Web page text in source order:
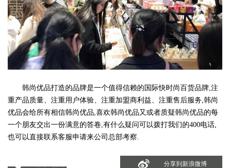
韩尚优品打造的品牌是一个值得信赖的国际快时尚百货品牌,注
重产品质量、注重用户体验、注重加盟商利益、注重售后服务,韩尚
优品会给所有相信韩尚优品,喜欢韩尚优品又或者质疑韩尚优品的每
一个朋友交出一份满意的答卷,有什么疑问可以拨打我们的400电话,
也可以直接联系客服申请来公司总部考察.
分享到新浪微博